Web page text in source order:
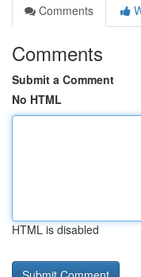
Comments
Comments
Submit a Comment
No HTML
HTML is disabled